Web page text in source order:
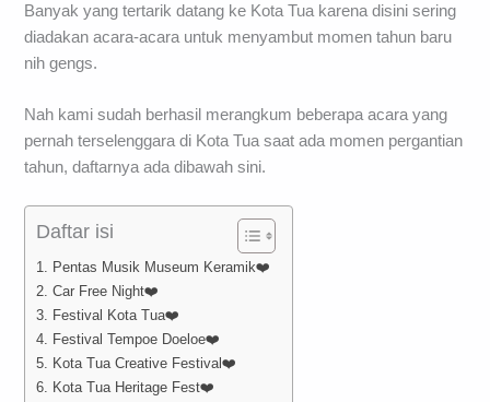
Banyak yang tertarik datang ke Kota Tua karena disini sering
diadakan acara-acara untuk menyambut momen tahun baru
nih gengs.
Nah kami sudah berhasil merangkum beberapa acara yang
pernah terselenggara di Kota Tua saat ada momen pergantian
tahun, daftarnya ada dibawah sini.
Daftar isi
1. Pentas Musik Museum Keramik❤️
2. Car Free Night❤️
3. Festival Kota Tua❤️
4. Festival Tempoe Doeloe❤️
5. Kota Tua Creative Festival❤️
6. Kota Tua Heritage Fest❤️